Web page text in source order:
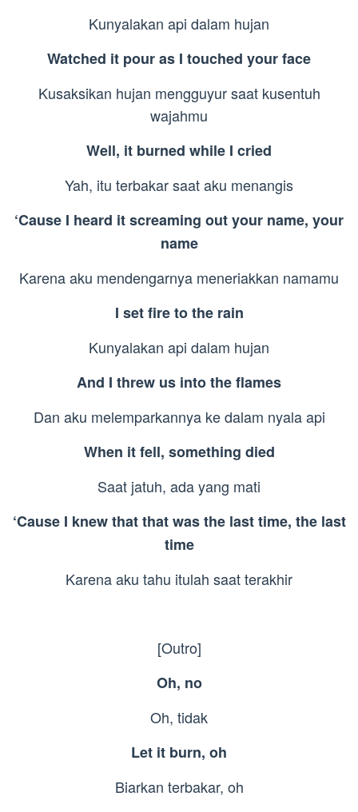
Kunyalakan api dalam hujan
Watched it pour as I touched your face
Kusaksikan hujan mengguyur saat kusentuh
wajahmu
Well, it burned while I cried
Yah, itu terbakar saat aku menangis
‘Cause I heard it screaming out your name, your
name
Karena aku mendengarnya meneriakkan namamu
I set fire to the rain
Kunyalakan api dalam hujan
And I threw us into the flames
Dan aku melemparkannya ke dalam nyala api
When it fell, something died
Saat jatuh, ada yang mati
‘Cause I knew that that was the last time, the last
time
Karena aku tahu itulah saat terakhir
[Outro]
Oh, no
Oh, tidak
Let it burn, oh
Biarkan terbakar, oh